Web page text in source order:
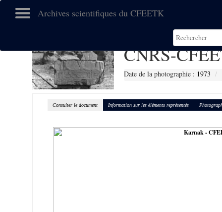
Archives scientifiques du CFEETK
CNRS-
Date de la photographie : 1973
Consulter le document Information sur les éléments représentés